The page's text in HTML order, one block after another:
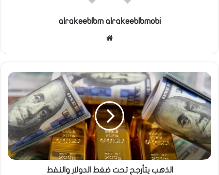
alrakeeblbm alrakeeblbmobi
الذهب يتأرجح تحت ضغط الدولار والنفط